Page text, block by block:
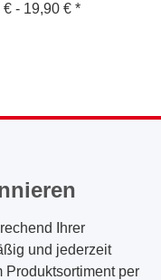
- 1400
€ - 19,90 € *
Ihrer
und jederzeit
Produktsortiment per